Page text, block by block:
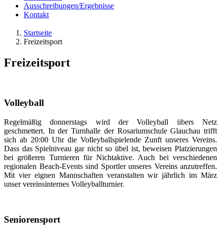
Ausschreibungen/Ergebnisse
Kontakt
Startseite
Freizeitsport
Freizeitsport
Volleyball
Regelmäßig donnerstags wird der Volleyball übers Netz
geschmettert. In der Turnhalle der Rosariumschule Glauchau trifft
sich ab 20:00 Uhr die Volleyballspielende Zunft unseres Vereins.
Dass das Spielniveau gar nicht so übel ist, beweisen Platzierungen
bei größeren Turnieren für Nichtaktive. Auch bei verschiedenen
regionalen Beach-Events sind Sportler unseres Vereins anzutreffen.
Mit vier eignen Mannschaften veranstalten wir jährlich im März
unser vereinsinternes Volleyballturnier.
Seniorensport